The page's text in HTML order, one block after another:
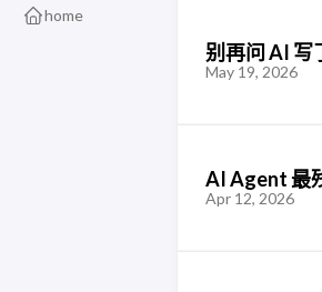
home
别再问 AI 写
May 19, 2026
AI Agent 最
Apr 12, 2026